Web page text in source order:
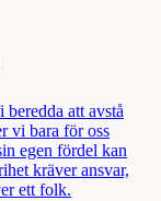
att avstå
vi bara för oss
egen fördel kan
kräver ansvar,
ett folk.